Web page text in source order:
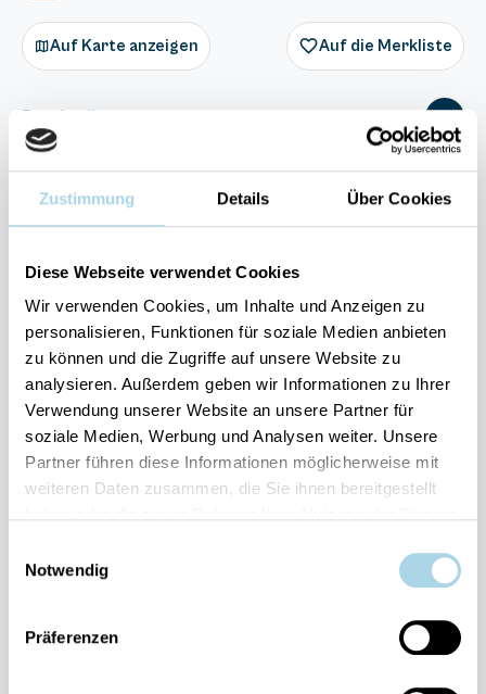
Zustimmung Details Über Cookies
Diese Webseite verwendet Cookies
Wir verwenden Cookies, um Inhalte und Anzeigen zu
personalisieren, Funktionen für soziale Medien anbieten
zu können und die Zugriffe auf unsere Website zu
analysieren. Außerdem geben wir Informationen zu Ihrer
Verwendung unserer Website an unsere Partner für
soziale Medien, Werbung und Analysen weiter. Unsere
Partner führen diese Informationen möglicherweise mit
weiteren Daten zusammen, die Sie ihnen bereitgestellt
Notwendig
Präferenzen
Auf Karte anzeigen Auf die Merkliste
Beschreibung
Ausstattung
24 Bewertungen
Ihre Vorteile auf einen Blick:
Bestpreis-Garantie für Ihren Urlaub
Flexible An- und Abreise 24/7 möglich
Risikofrei bis 60 Tage vorher stornieren
Sofortige Buchungsbestätigung
Persönlicher Gästeservice vor Ort Transparente